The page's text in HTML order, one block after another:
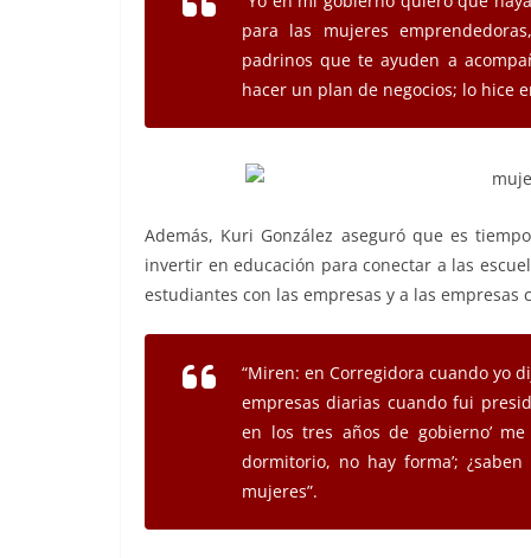
para las mujeres
padrinos que te ayuden a
hacer un plan de negocios; lo hice
Además, Kuri González aseguró que es
invertir en educación para conectar a las
estudiantes con las empresas y a las empresas
“Miren: en Corregidora cuando yo
empresas diarias cuando fui
en los tres años de gobierno’
dormitorio, no hay forma’;
mujeres”.